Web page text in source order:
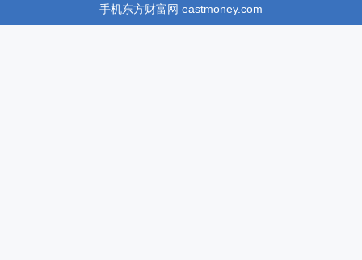
手机东方财富网 eastmoney.com